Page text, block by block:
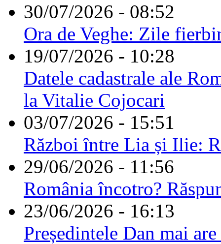
30/07/2026 - 08:52
Ora de Veghe: Zile
19/07/2026 - 10:28
Datele cadastrale ale
la Vitalie Cojocari
03/07/2026 - 15:51
Război între Lia și Ilie:
29/06/2026 - 11:56
România încotro?
23/06/2026 - 16:13
Președintele Dan mai